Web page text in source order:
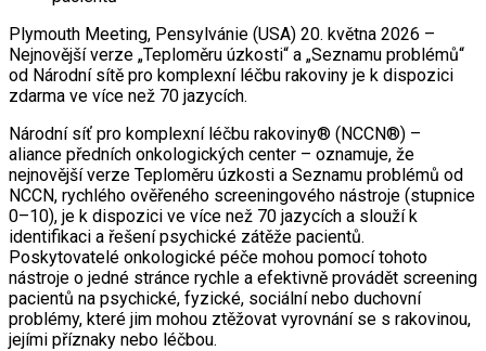
Plymouth Meeting, Pensylvánie (USA) 20. května 2026 –
Nejnovější verze „Teploměru úzkosti“ a „Seznamu problémů“
od Národní sítě pro komplexní léčbu rakoviny je k dispozici
zdarma ve více než 70 jazycích.
Národní síť pro komplexní léčbu rakoviny® (NCCN®) –
aliance předních onkologických center – oznamuje, že
nejnovější verze Teploměru úzkosti a Seznamu problémů od
NCCN, rychlého ověřeného screeningového nástroje (stupnice
0–10), je k dispozici ve více než 70 jazycích a slouží k
identifikaci a řešení psychické zátěže pacientů.
Poskytovatelé onkologické péče mohou pomocí tohoto
nástroje o jedné stránce rychle a efektivně provádět screening
pacientů na psychické, fyzické, sociální nebo duchovní
problémy, které jim mohou ztěžovat vyrovnání se s rakovinou,
jejími příznaky nebo léčbou.